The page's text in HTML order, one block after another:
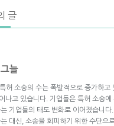
글
늘
허 소송의 수는 폭발적으로 증가하고
나고 있습니다. 기업들은 특허 소송
기업들의 태도 변화로 이어졌습니
대신, 소송을 회피하기 위한 수단으